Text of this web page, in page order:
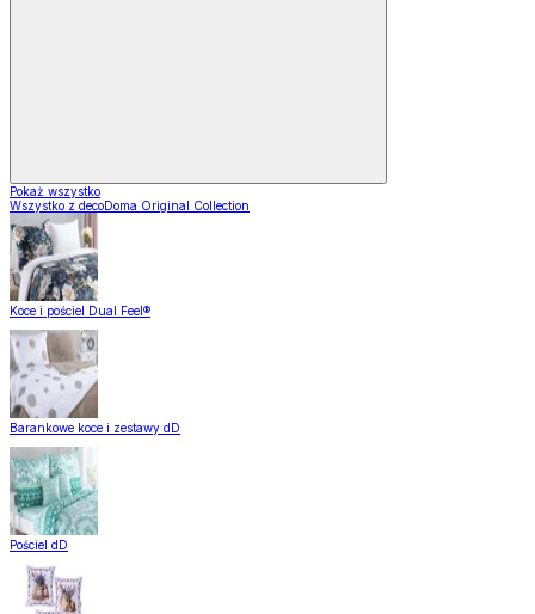
Pokaż wszystko
Wszystko z decoDoma Original Collection
Koce i pościel Dual Feel®
Barankowe koce i zestawy dD
Pościel dD